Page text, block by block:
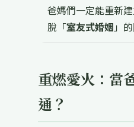
爸媽們一定能重新
脫「室友式婚姻 」
重燃愛火：當
通？